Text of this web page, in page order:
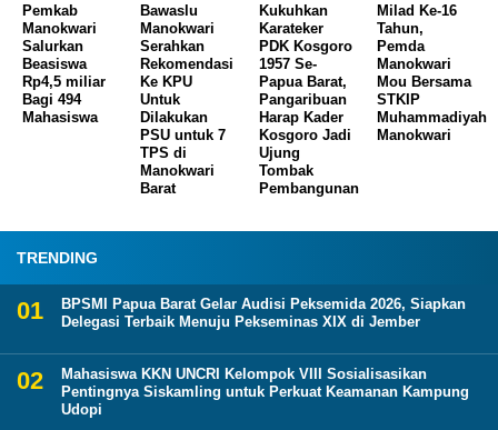
Pemkab
Manokwari
Salurkan
Beasiswa
Rp4,5 miliar
Bagi 494
Mahasiswa
Bawaslu
Manokwari
Serahkan
Rekomendasi
Ke KPU
Untuk
Dilakukan
PSU untuk 7
TPS di
Manokwari
Barat
Kukuhkan
Karateker
PDK Kosgoro
1957 Se-
Papua Barat,
Pangaribuan
Harap Kader
Kosgoro Jadi
Ujung
Tombak
Pembangunan
Milad Ke-16
Tahun,
Pemda
Manokwari
Mou Bersama
STKIP
Muhammadiyah
Manokwari
TRENDING
BPSMI Papua Barat Gelar Audisi Peksemida 2026, Siapkan
Delegasi Terbaik Menuju Pekseminas XIX di Jember
Mahasiswa KKN UNCRI Kelompok VIII Sosialisasikan
Pentingnya Siskamling untuk Perkuat Keamanan Kampung
Udopi